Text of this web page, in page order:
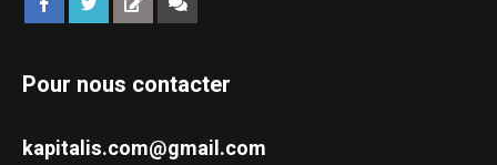
Pour nous contacter
kapitalis.com@gmail.com